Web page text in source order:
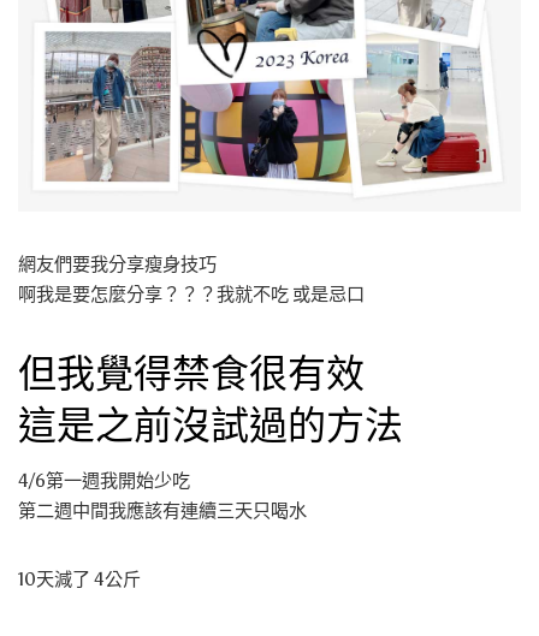
網友們要我分享瘦身技巧
啊我是要怎麼分享？？？我就不吃 或是忌口
但我覺得禁食很有效
這是之前沒試過的方法
4/6第一週我開始少吃
第二週中間我應該有連續三天只喝水
10天減了 4公斤